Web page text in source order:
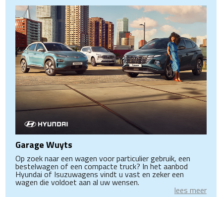
Garage Wuyts
Op zoek naar een wagen voor particulier gebruik, een
bestelwagen of een compacte truck? In het aanbod
Hyundai of Isuzuwagens vindt u vast en zeker een
wagen die voldoet aan al uw wensen.
lees meer